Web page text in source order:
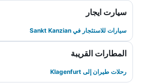
سيارت ايجار
سيارات للاستئجار في Sankt Kanzian
المطارات القريبة
رحلات طيران إلى Klagenfurt